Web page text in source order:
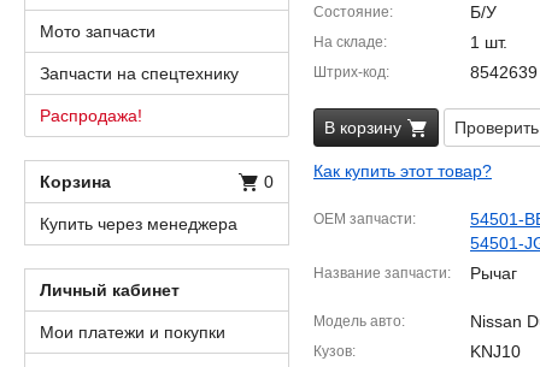
Состояние Б/У
На складе 1 шт.
Штрих-код 8542639
В корзину
Как купить этот товар?
OEM запчасти
54501-
54501-
Название запчасти Рычаг
Модель авто Nissan
Кузов KNJ10
Мото запчасти
Запчасти на спецтехнику
Распродажа!
Корзина 0
Купить через менеджера
Личный кабинет
Мои платежи и покупки